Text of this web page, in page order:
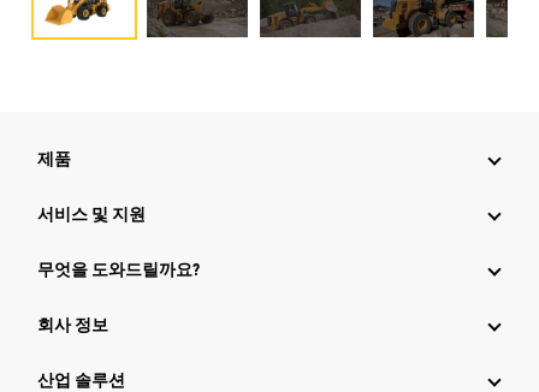
제품
서비스 및 지원
무엇을 도와드릴까요?
회사 정보
산업 솔루션